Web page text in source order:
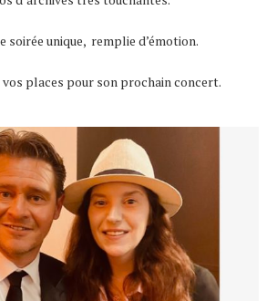
soirée unique, remplie d’émotion.
places pour son prochain concert.